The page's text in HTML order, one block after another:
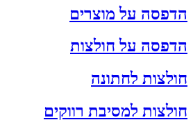
הדפסה על מוצרים
הדפסה על חולצות
חולצות לחתונה
חולצות למסיבת רווקים